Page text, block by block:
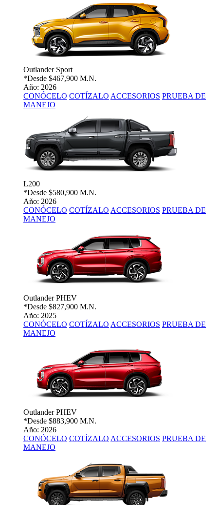
Outlander Sport
*Desde $467,900 M.N.
Año: 2026
CONÓCELO COTÍZALO ACCESORIOS PRUEBA DE
MANEJO
L200
*Desde $580,900 M.N.
Año: 2026
CONÓCELO COTÍZALO ACCESORIOS PRUEBA DE
MANEJO
Outlander PHEV
*Desde $827,900 M.N.
Año: 2025
CONÓCELO COTÍZALO ACCESORIOS PRUEBA DE
MANEJO
Outlander PHEV
*Desde $883,900 M.N.
Año: 2026
CONÓCELO COTÍZALO ACCESORIOS PRUEBA DE
MANEJO